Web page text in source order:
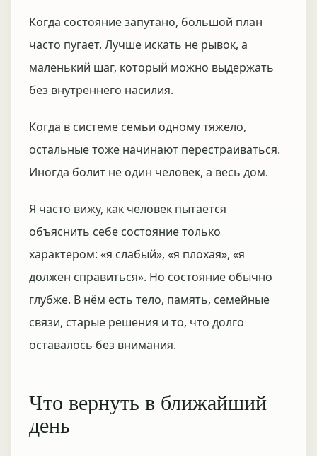
Когда состояние запутано, большой план
часто пугает. Лучше искать не рывок, а
маленький шаг, который можно выдержать
без внутреннего насилия.
Когда в системе семьи одному тяжело,
остальные тоже начинают перестраиваться.
Иногда болит не один человек, а весь дом.
Я часто вижу, как человек пытается
объяснить себе состояние только
характером: «я слабый», «я плохая», «я
должен справиться». Но состояние обычно
глубже. В нём есть тело, память, семейные
связи, старые решения и то, что долго
оставалось без внимания.
Что вернуть в ближайший
день